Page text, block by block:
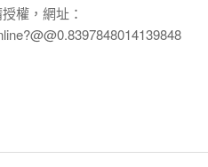
權，網址：